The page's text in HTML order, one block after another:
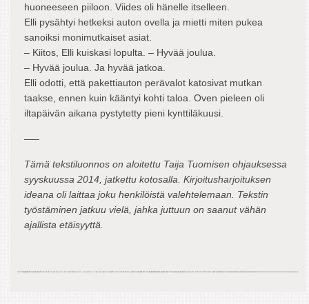
huoneeseen piiloon. Viides oli hänelle itselleen.
Elli pysähtyi hetkeksi auton ovella ja mietti miten pukea
sanoiksi monimutkaiset asiat.
– Kiitos, Elli kuiskasi lopulta. – Hyvää joulua.
– Hyvää joulua. Ja hyvää jatkoa.
Elli odotti, että pakettiauton perävalot katosivat mutkan
taakse, ennen kuin kääntyi kohti taloa. Oven pieleen oli
iltapäivän aikana pystytetty pieni kynttiläkuusi.
—–
Tämä tekstiluonnos on aloitettu Taija Tuomisen ohjauksessa
syyskuussa 2014, jatkettu kotosalla. Kirjoitusharjoituksen
ideana oli laittaa joku henkilöistä valehtelemaan. Tekstin
työstäminen jatkuu vielä, jahka juttuun on saanut vähän
ajallista etäisyyttä.